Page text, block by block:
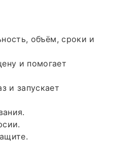
объём, сроки и
и помогает
и запускает